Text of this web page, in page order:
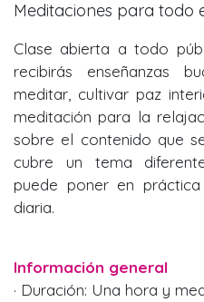
Meditaciones para todo
Clase abierta a todo
recibirás enseñanzas
meditar, cultivar paz
meditación para la
sobre el contenido que
cubre un tema
puede poner en
diaria.
Información general
· Duración: Una hora y